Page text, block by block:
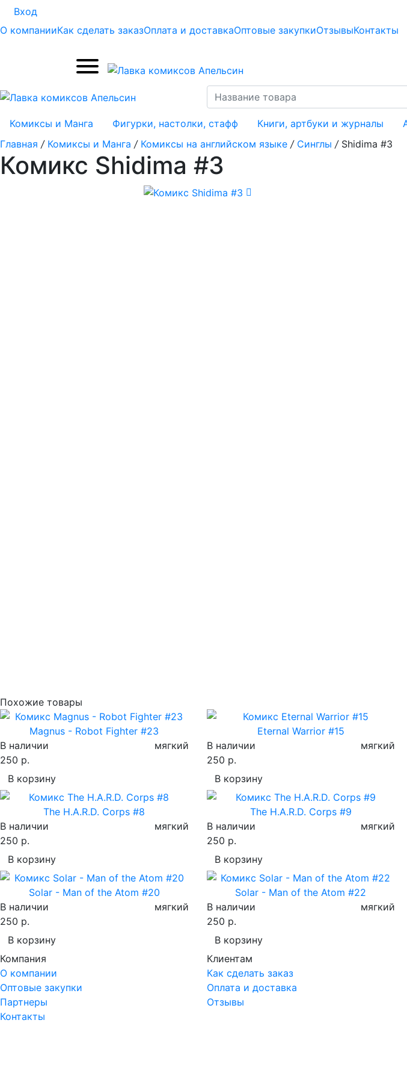
Вход
О компанииКак сделать заказОплата и доставкаОптовые закупкиОтзывыКонтакты
Комиксы и Манга
Фигурки, настолки, стафф Книги, артбуки и журналы
Главная / Комиксы и Манга / Комиксы на английском языке / Синглы / Shidima #3
Комикс Shidima #3
Похожие товары
Magnus - Robot Fighter #23
В наличии
мягкий
250 р.
В корзину
Eternal Warrior #15
В наличии
мягкий
250 р.
В корзину
The H.A.R.D. Corps #8
В наличии
мягкий
250 р.
В корзину
The H.A.R.D. Corps #9
В наличии
мягкий
250 р.
В корзину
Solar - Man of the Atom #20
В наличии
мягкий
250 р.
В корзину
Solar - Man of the Atom #22
В наличии
мягкий
250 р.
В корзину
Компания
О компании
Оптовые закупки
Партнеры
Контакты
Клиентам
Как сделать заказ
Оплата и доставка
Отзывы